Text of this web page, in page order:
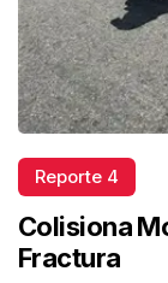
Reporte 4
Colisiona
Fractura